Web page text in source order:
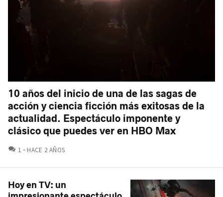
10 años del inicio de una de las sagas de
acción y ciencia ficción más exitosas de la
actualidad. Espectáculo imponente y
clásico que puedes ver en HBO Max
1 COMENTARIOS
HACE 2 AÑOS
Hoy en TV: un